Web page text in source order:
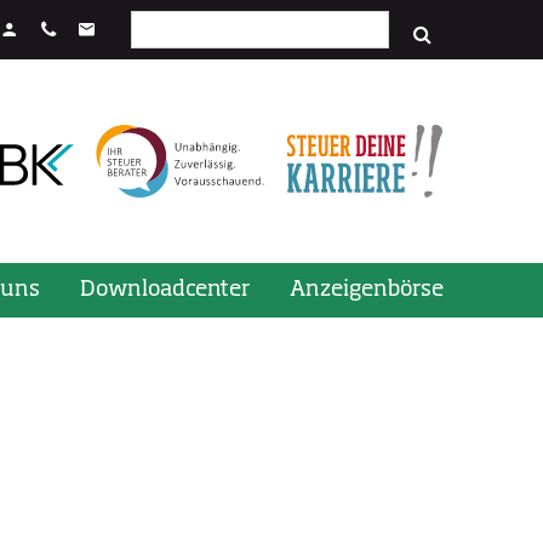
STRG + Enter.
Downloadcenter Anzeigenbörse